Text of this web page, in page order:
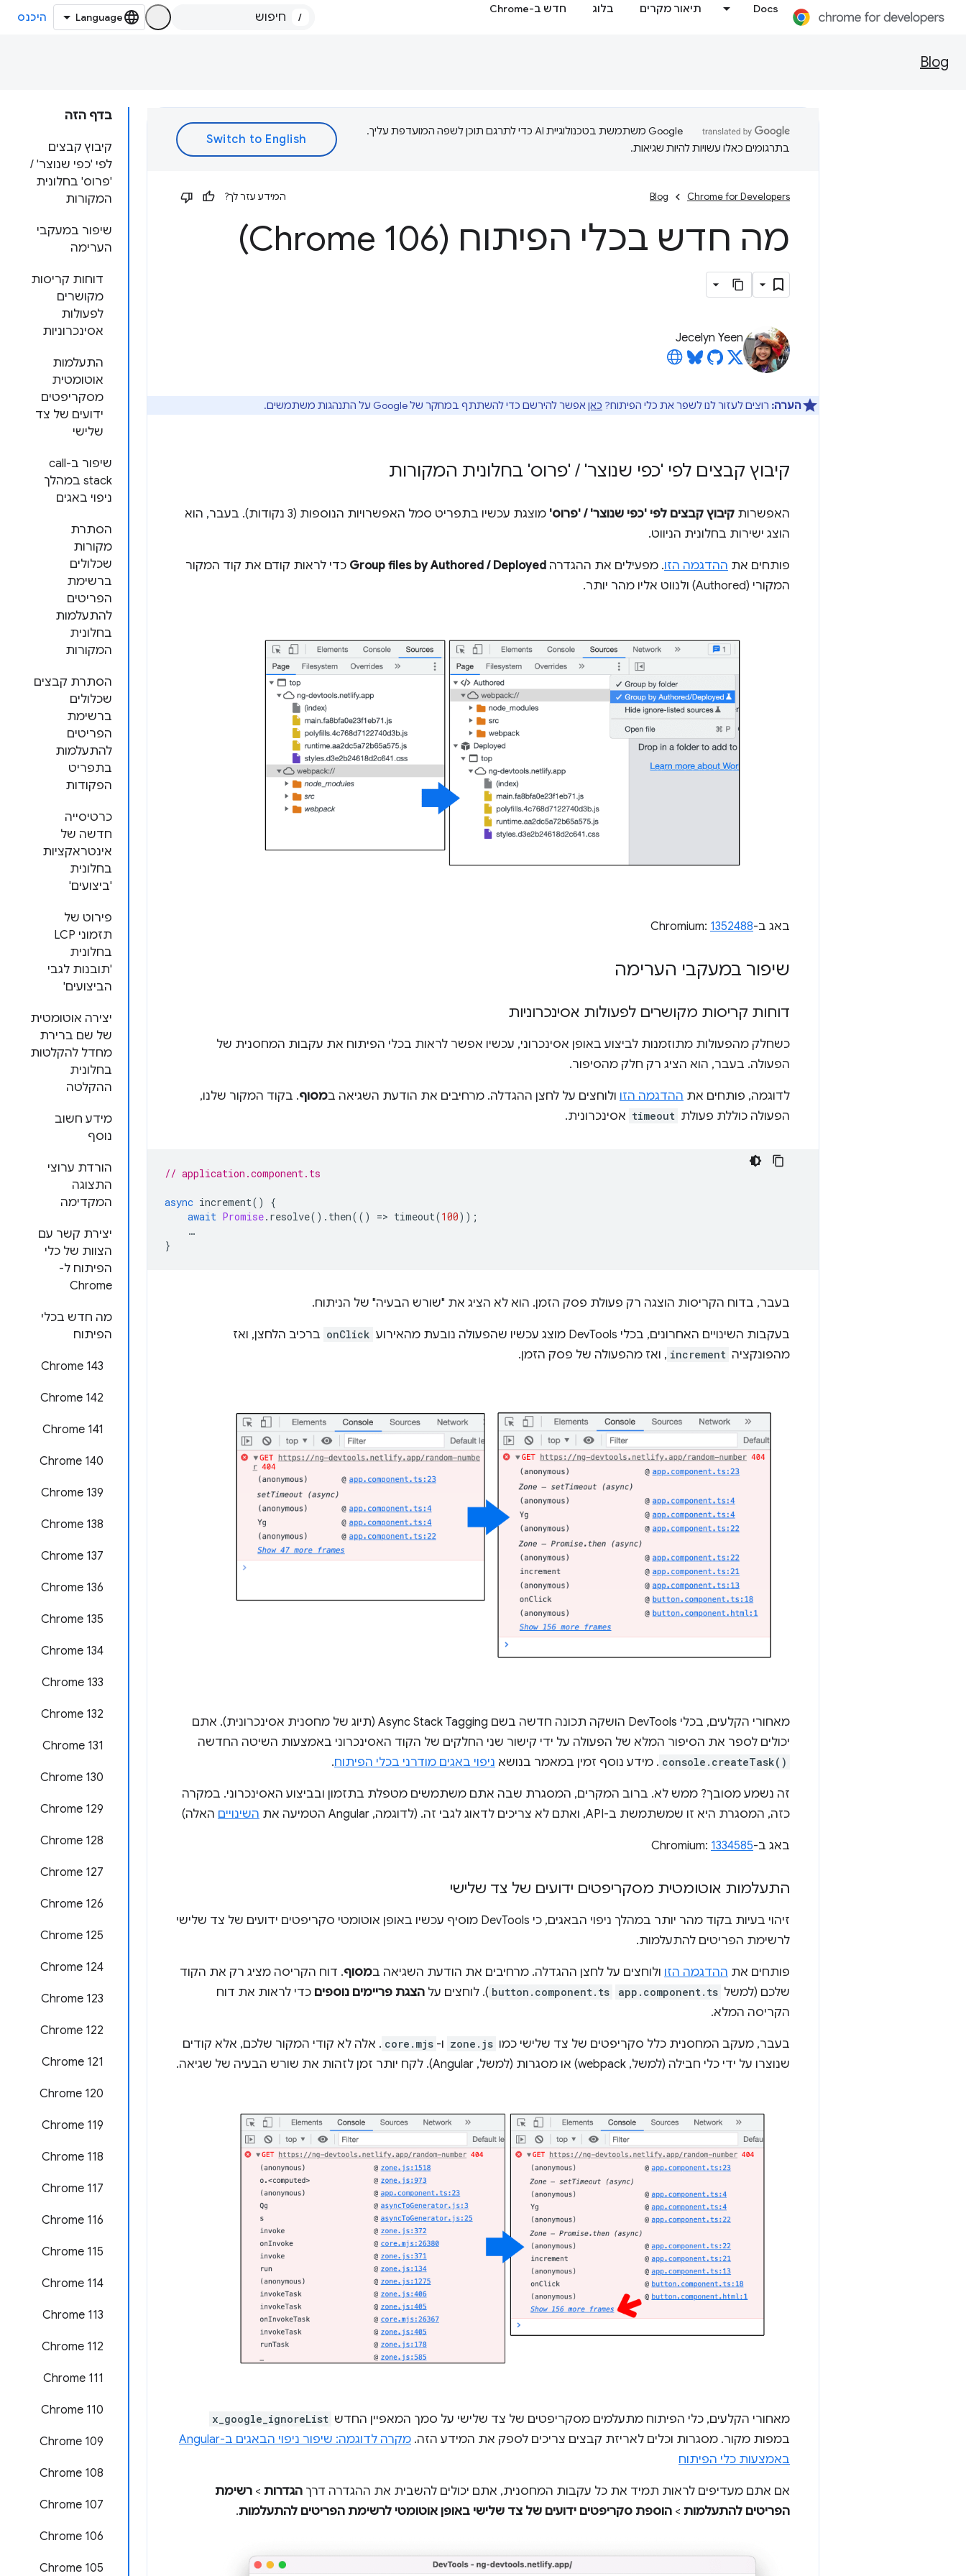
Docs תיאור מקרים בלוג חדש ב-Chrome
/ היכנס
Blog
בדף הזה
קיבוץ קבצים
לפי 'כפי שנוצר' /
'פרוס' בחלונית
המקורות
שיפור במעקבי
הערימה
דוחות קריסות
מקושרים
לפעולות
אסינכרוניות
התעלמות
אוטומטית
מסקריפטים
ידועים של צד
שלישי
שיפור ב-call
stack במהלך
ניפוי באגים
הסתרת
מקורות
שכלולים
ברשימת
הפריטים
להתעלמות
בחלונית
המקורות
הסתרת קבצים
שכלולים
ברשימת
הפריטים
להתעלמות
בתפריט
הפקודות
כרטיסייה
חדשה של
אינטראקציות
בחלונית
'ביצועים'
פירוט של
תזמוני LCP
בחלונית
'תובנות לגבי
הביצועים'
יצירה אוטומטית
של שם ברירת
מחדל להקלטות
בחלונית
ההקלטה
מידע חשוב
נוסף
הורדת ערוצי
התצוגה
המקדימה
יצירת קשר עם
הצוות של כלי
הפיתוח ל-
Chrome
מה חדש בכלי
הפיתוח
Chrome 143
Chrome 142
Chrome 141
Chrome 140
Chrome 139
Chrome 138
Chrome 137
Chrome 136
Chrome 135
Chrome 134
Chrome 133
Chrome 132
Chrome 131
Chrome 130
Chrome 129
Chrome 128
Chrome 127
Chrome 126
Chrome 125
Chrome 124
Chrome 123
Chrome 122
Chrome 121
Chrome 120
Chrome 119
Chrome 118
Chrome 117
Chrome 116
Chrome 115
Chrome 114
Chrome 113
Chrome 112
Chrome 111
Chrome 110
Chrome 109
Chrome 108
Chrome 107
Chrome 106
Chrome 105
‫Google משתמשת בטכנולוגיית AI כדי לתרגם תוכן לשפה המועדפת עליך.
בתרגומים כאלו עשויות להיות שגיאות.
Chrome for Developers
Blog המידע עזר לך?
מה חדש בכלי הפיתוח (Chrome 106)
Jecelyn Yeen
הערה: רוצים לעזור לנו לשפר את כלי הפיתוח? כאןאפשר להירשם כדי להשתתף במחקר של Google על התנהגות משתמשים.
קיבוץ קבצים לפי 'כפי שנוצר' / 'פרוס' בחלונית המקורות
האפשרות קיבוץ קבצים לפי 'כפי שנוצר' / 'פרוס'
מוצגת עכשיו בתפריט סמל האפשרויות הנוספות (3 נקודות). בעבר, הוא
הוצג ישירות בחלונית הניווט.
פותחים את ההדגמה הזו. מפעילים את ההגדרה Group files by Authored / Deployed כדי לראות קודם את קוד המקור
המקורי (Authored) ולנווט אליו מהר יותר.
באג ב-Chromium:1352488
שיפור במעקבי הערימה
דוחות קריסות מקושרים לפעולות אסינכרוניות
כשחלק מהפעולות מתוזמנות לביצוע באופן אסינכרוני, עכשיו אפשר לראות בכלי הפיתוח את עקבות המחסנית של
הפעולה. בעבר, הוא הציג רק חלק מהסיפור.
לדוגמה, פותחים את ההדגמה הזו ולוחצים על לחצן ההגדלה. מרחיבים את הודעת השגיאה במסוף. בקוד המקור שלנו,
הפעולה כוללת פעולת timeout אסינכרונית.
// application.component.ts
async increment()
{
await Promise. resolve(). then(() => timeout(100));
…
}
בעבר, בדוח הקריסות הוצגה רק פעולת פסק הזמן. הוא לא הציג את "שורש הבעיה" של הניתוח.
בעקבות השינויים האחרונים, בכלי DevTools מוצג עכשיו שהפעולה נובעת מהאירוע onClick ברכיב הלחצן, ואז
מהפונקציה increment , ואז מהפעולה של פסק הזמן.
מאחורי הקלעים, בכלי DevTools הושקה תכונה חדשה בשם Async Stack Tagging (תיוג של מחסנית אסינכרונית). אתם
יכולים לספר את הסיפור המלא של הפעולה על ידי קישור שני החלקים של הקוד האסינכרוני באמצעות השיטה החדשה
console.createTask() . מידע נוסף זמין במאמר בנושא ניפוי באגים מודרני בכלי הפיתוח.
זה נשמע מסובך? ממש לא. ברוב המקרים, המסגרת שבה אתם משתמשים מטפלת בתזמון ובביצוע האסינכרוני. במקרה
כזה, המסגרת היא זו שמשתמשת ב-API, ואתם לא צריכים לדאוג לגבי זה. (לדוגמה, Angular הטמיעה את
השינויים האלה)
באג ב-Chromium:1334585
התעלמות אוטומטית מסקריפטים ידועים של צד שלישי
זיהוי בעיות בקוד מהר יותר במהלך ניפוי הבאגים, כי DevTools מוסיף עכשיו באופן אוטומטי סקריפטים ידועים של צד שלישי
לרשימת הפריטים להתעלמות.
פותחים את ההדגמה הזו ולוחצים על לחצן ההגדלה. מרחיבים את הודעת השגיאה במסוף. דוח הקריסה מציג רק את הקוד
שלכם (למשל app.component.ts
button.component.ts ). לוחצים על הצגת פריימים נוספים כדי לראות את דוח
הקריסה המלא.
בעבר, מעקב המחסנית כלל סקריפטים של צד שלישי כמו zone.js ו- core.mjs . אלה לא קודי המקור שלכם, אלא קודים
שנוצרו על ידי כלי חבילה (למשל, webpack) או מסגרות (למשל, Angular). לקח יותר זמן לזהות את שורש הבעיה של שגיאה.
מאחורי הקלעים, כלי הפיתוח מתעלמים מסקריפטים של צד שלישי על סמך המאפיין החדש x_google_ignoreList
במפות מקור. מסגרות וכלים לאריזת קבצים צריכים לספק את המידע הזה.
מקרה לדוגמה: שיפור ניפוי הבאגים ב-Angular
באמצעות כלי הפיתוח
אם אתם מעדיפים לראות תמיד את כל עקבות המחסנית, אתם יכולים להשבית את ההגדרה דרך הגדרות > רשימת
הפריטים להתעלמות > הוספת סקריפטים ידועים של צד שלישי באופן אוטומטי לרשימת הפריטים להתעלמות.